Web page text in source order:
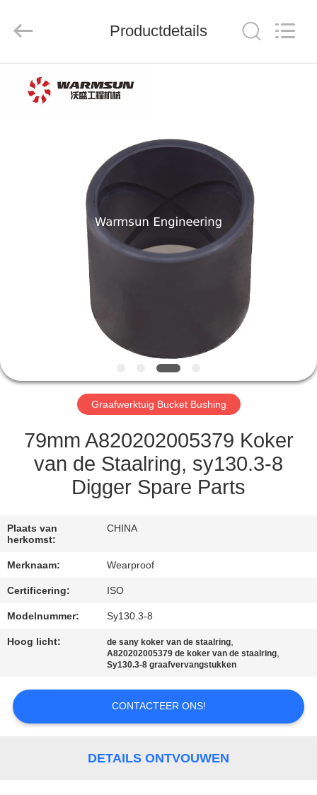
HUIS
ONGEVEER
FABRIEKSREIS
KWALITEITSCONTROLE
CONTACTEER
VERZOEK
OM EEN
CITAAT
SITEMAP
PRIVACY
POLICY
Co.,
Reserved.
Productdetails
Graafwerktuig Bucket Bushing
79mm A820202005379 Koker
van de Staalring, sy130.3-8
Digger Spare Parts
Plaats van
herkomst:
CHINA
Merknaam: Wearproof
Certificering: ISO
Modelnummer: Sy130.3-8
Hoog licht: de sany koker van de staalring,
A820202005379 de koker van de staalring,
Sy130.3-8 graafvervangstukken
CONTACTEER ONS!
DETAILS ONTVOUWEN